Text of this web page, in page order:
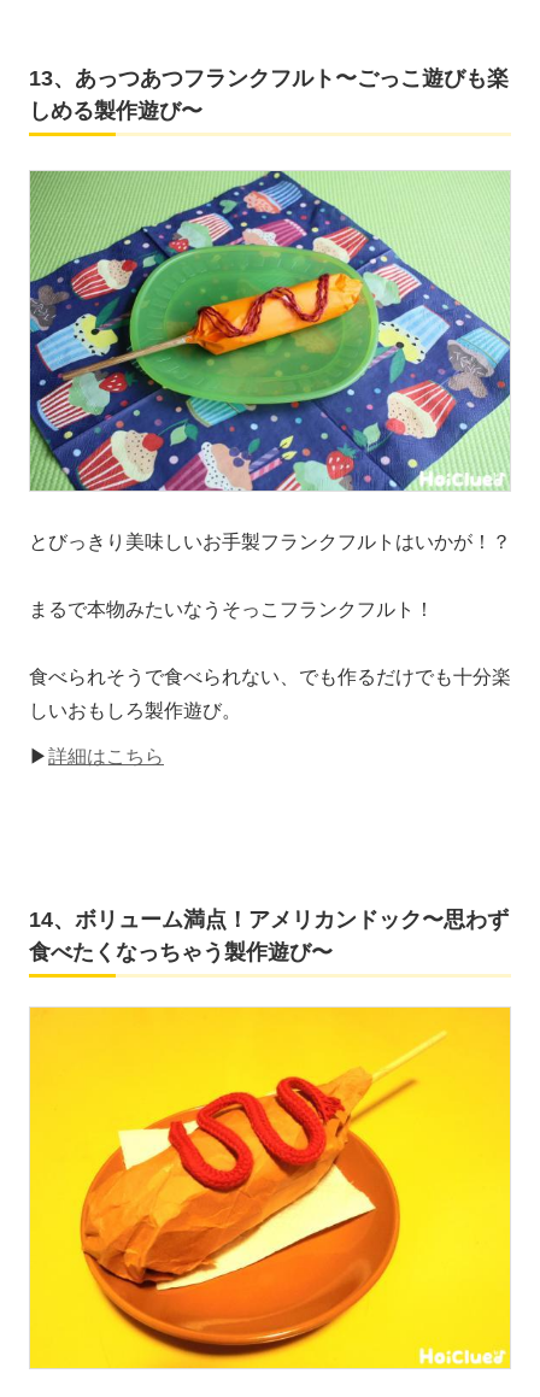
13、あっつあつフランクフルト〜ごっこ遊びも楽
しめる製作遊び〜
とびっきり美味しいお手製フランクフルトはいかが！？
まるで本物みたいなうそっこフランクフルト！
食べられそうで食べられない、でも作るだけでも十分楽
しいおもしろ製作遊び。
▶詳細はこちら
14、ボリューム満点！アメリカンドック〜思わず
食べたくなっちゃう製作遊び〜